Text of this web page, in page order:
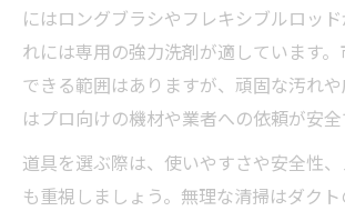
にはロングブラシやフレキシブルロッ
れには専用の強力洗剤が適しています
できる範囲はありますが、頑固な汚れ
はプロ向けの機材や業者への依頼が安全
道具を選ぶ際は、使いやすさや安全性
も重視しましょう。無理な清掃はダク